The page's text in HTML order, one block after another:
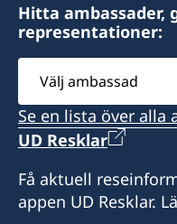
Svenska
sidoackrediterad till
besökare i Eswatini
konsulatet. Det går
svenska
Anita Jones
Kontakta konsulatet
Svenska
sidoackrediterad till
besökare i
konsulatet. Det går
svenska
Honorärkonsul
Hitta ambassader,
representationer:
Välj
ambassad
Se en lista över alla
UD Resklar
Få aktuell
appen UD Resklar.